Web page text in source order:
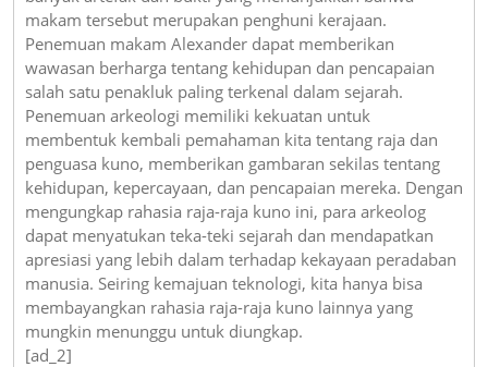
makam tersebut merupakan penghuni kerajaan.
Penemuan makam Alexander dapat memberikan
wawasan berharga tentang kehidupan dan pencapaian
salah satu penakluk paling terkenal dalam sejarah.
Penemuan arkeologi memiliki kekuatan untuk
membentuk kembali pemahaman kita tentang raja dan
penguasa kuno, memberikan gambaran sekilas tentang
kehidupan, kepercayaan, dan pencapaian mereka. Dengan
mengungkap rahasia raja-raja kuno ini, para arkeolog
dapat menyatukan teka-teki sejarah dan mendapatkan
apresiasi yang lebih dalam terhadap kekayaan peradaban
manusia. Seiring kemajuan teknologi, kita hanya bisa
membayangkan rahasia raja-raja kuno lainnya yang
mungkin menunggu untuk diungkap.
[ad_2]